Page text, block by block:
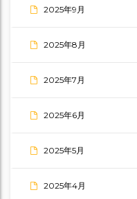
2025年9月
2025年8月
2025年7月
2025年6月
2025年5月
2025年4月